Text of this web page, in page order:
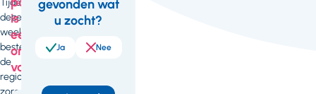
deze
week
besteden
de
regionale
zorgnetwerken
is
een
onderdeel
van
Feedback
gevonden wat
u zocht?
Ja Nee